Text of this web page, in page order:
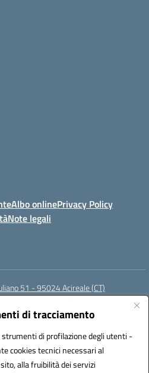
di tracciamento
di profilazione degli utenti -
cookies tecnici necessari al
alla fruibilità dei servizi
Albo onlinePrivacy Policy
Note legali
51 - 95024 Acireale (CT)
ctic8at00b@pec.istruzione.it
(IPA): istsc_ctic8at00b